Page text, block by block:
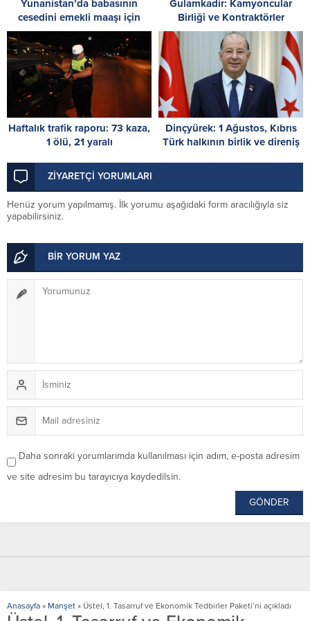
Yunanistan’da babasının
cesedini emekli maaşı için
dondurucuda saklayan kişi
yakalandı
Gulamkadir: Kamyoncular
Birliği ve Kontraktörler
Birlikleri’nin yürüttükleri
mücadelenin yanındayız
Haftalık trafik raporu: 73 kaza,
1 ölü, 21 yaralı
Dinçyürek: 1 Ağustos, Kıbrıs
Türk halkının birlik ve direniş
ZİYARETÇİ YORUMLARI
Henüz yorum yapılmamış. İlk yorumu aşağıdaki form aracılığıyla siz
yapabilirsiniz.
BİR YORUM YAZ
Daha sonraki yorumlarımda kullanılması için adım, e-posta adresim
ve site adresim bu tarayıcıya kaydedilsin.
Anasayfa » Manşet » Üstel, 1. Tasarruf ve Ekonomik Tedbirler Paketi’ni açıkladı